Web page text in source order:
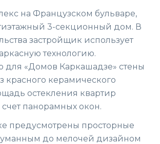
на Французском бульваре,
3-секционный дом. В
застройщик использует
технологию.
для «Домов Каркашадзе» стены
красного керамического
остекления квартир
панорамных окон.
предусмотрены просторные
до мелочей дизайном